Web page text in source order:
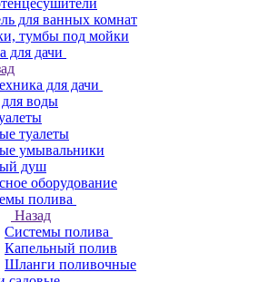
для ванных комнат
тумбы под мойки
для дачи
для дачи
воды
туалеты
умывальники
душ
оборудование
полива
Назад
Системы полива
Капельный полив
Шланги поливочные